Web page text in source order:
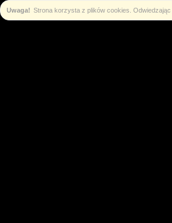
Uwaga! Strona korzysta z plików cookies.